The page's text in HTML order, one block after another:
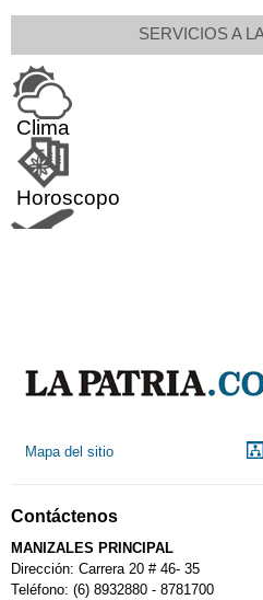
SERVICIOS A
Clima
Horoscopo
Calendario Tributario
Mapa del sitio
Contáctenos
MANIZALES PRINCIPAL
Dirección: Carrera 20 # 46- 35
Teléfono: (6) 8932880 - 8781700